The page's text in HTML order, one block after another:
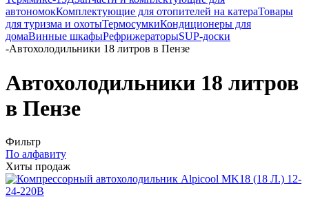
автономокКомплектующие для отопителей на катераТовары
для туризма и охотыТермосумкиКондиционеры для
домаВинные шкафыРефрижераторыSUP-доски
-Автохолодильники 18 литров в Пензе
Автохолодильники 18 литров
в Пензе
Фильтр
По алфавиту
Хиты продаж